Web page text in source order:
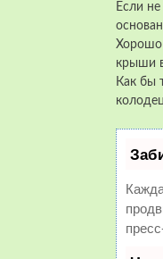
Если
Хорошо
крыши
Как бы